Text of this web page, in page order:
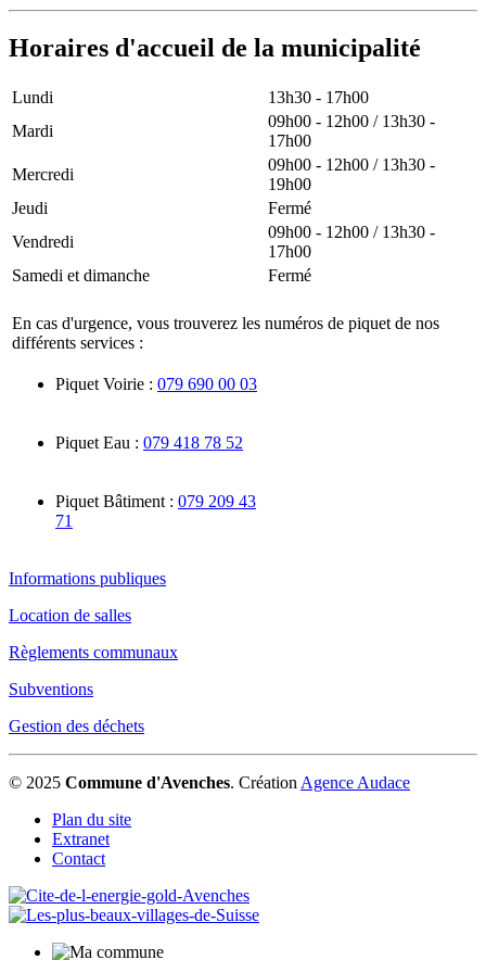
Horaires d'accueil de la municipalité
Lundi
13h30 - 17h00
Mardi
09h00 - 12h00 / 13h30 -
17h00
Mercredi
09h00 - 12h00 / 13h30 -
19h00
Jeudi
Fermé
Vendredi
09h00 - 12h00 / 13h30 -
17h00
Samedi et dimanche
Fermé
En cas d'urgence, vous trouverez les numéros de piquet de nos
différents services :
Piquet Voirie : 079 690 00 03
Piquet Eau : 079 418 78 52
Piquet Bâtiment : 079 209 43
71
Informations publiques
Location de salles
Règlements communaux
Subventions
Gestion des déchets
© 2025 Commune d'Avenches. Création Agence Audace
Plan du site
Extranet
Contact